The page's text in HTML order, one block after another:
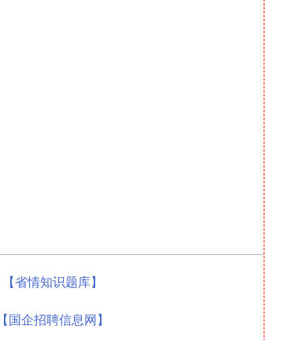
【省情知识题库】
【国企招聘信息网】